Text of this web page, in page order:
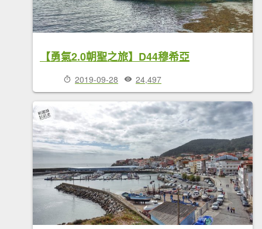
【勇氣2.0朝聖之旅】D44穆希亞
2019-09-28 24,497